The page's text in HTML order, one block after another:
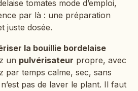
tomates mode d’emploi,
par là : une préparation
juste dosée.
la bouillie bordelaise
un pulvérisateur propre, avec
par temps calme, sec, sans
pas de laver le plant. Il faut